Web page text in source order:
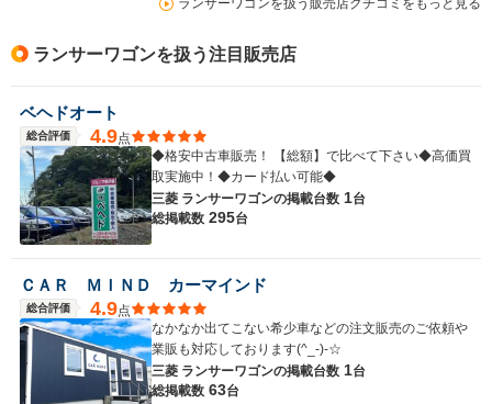
ランサーワゴンを扱う注目販売店
ベヘドオート
総合評価 4.9点
◆格安中古車販売！ 【総額】で比べて下さい◆高価買
取実施中！◆カード払い可能◆
三菱 ランサーワゴンの掲載台数 1台
総掲載数 295台
ＣＡＲ ＭＩＮＤ カーマインド
総合評価 4.9点
なかなか出てこない希少車などの注文販売のご依頼や
業販も対応しております(^_-)-☆
三菱 ランサーワゴンの掲載台数 1台
総掲載数 63台